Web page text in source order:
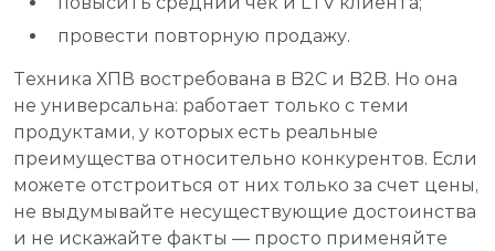
провести повторную продажу.
Техника ХПВ востребована в B2C и B2B. Но она
не универсальна: работает только с теми
продуктами, у которых есть реальные
преимущества относительно конкурентов. Если
можете отстроиться от них только за счет цены,
не выдумывайте несуществующие достоинства
и не искажайте факты — просто применяйте